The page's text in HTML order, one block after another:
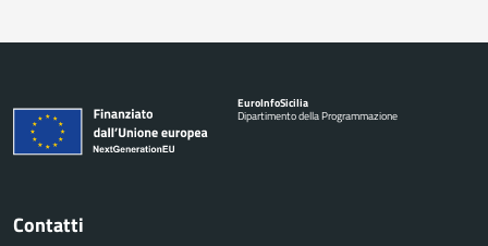
EuroInfoSicilia
Dipartimento della Programmazione
Contatti